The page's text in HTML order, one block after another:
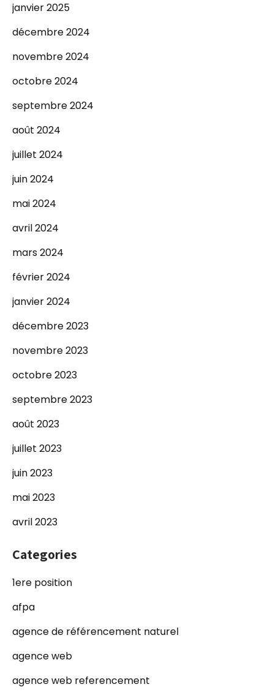
janvier 2025
décembre 2024
novembre 2024
octobre 2024
septembre 2024
août 2024
juillet 2024
juin 2024
mai 2024
avril 2024
mars 2024
février 2024
janvier 2024
décembre 2023
novembre 2023
octobre 2023
septembre 2023
août 2023
juillet 2023
juin 2023
mai 2023
avril 2023
Categories
1ere position
afpa
agence de référencement naturel
agence web
agence web referencement